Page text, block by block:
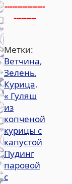
----------------
---------
Метки:
Ветчина,
Зелень,
Курица.
« Гуляш
из
копченой
курицы с
капустой
Пудинг
паровой
с